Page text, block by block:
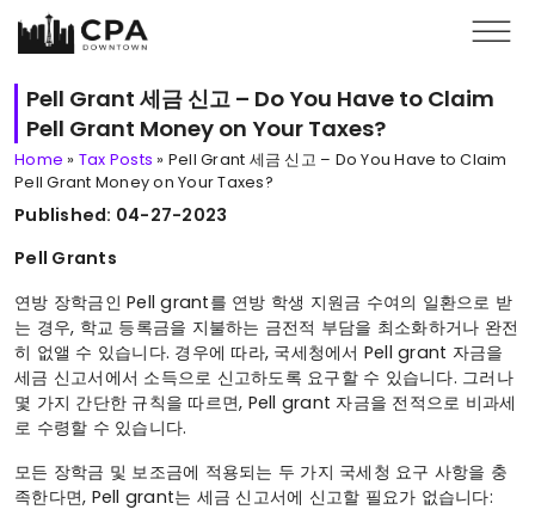
Skip to main content
Pell Grant 세금 신고 – Do You Have to Claim
Pell Grant Money on Your Taxes?
Home » Tax Posts » Pell Grant 세금 신고 – Do You Have to Claim
Pell Grant Money on Your Taxes?
Published: 04-27-2023
Pell Grants
연방 장학금인 Pell grant를 연방 학생 지원금 수여의 일환으로 받
는 경우, 학교 등록금을 지불하는 금전적 부담을 최소화하거나 완전
히 없앨 수 있습니다. 경우에 따라, 국세청에서 Pell grant 자금을
세금 신고서에서 소득으로 신고하도록 요구할 수 있습니다. 그러나
몇 가지 간단한 규칙을 따르면, Pell grant 자금을 전적으로 비과세
로 수령할 수 있습니다.
모든 장학금 및 보조금에 적용되는 두 가지 국세청 요구 사항을 충
족한다면, Pell grant는 세금 신고서에 신고할 필요가 없습니다: